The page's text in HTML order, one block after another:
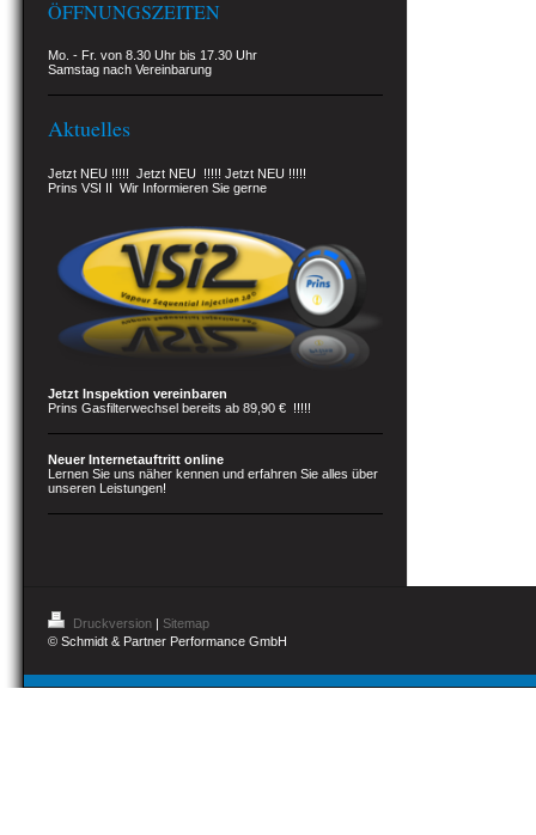
ÖFFNUNGSZEITEN
Mo. - Fr. von 8.30 Uhr bis 17.30 Uhr
Samstag nach Vereinbarung
Aktuelles
Jetzt NEU !!!!! Jetzt NEU !!!!! Jetzt NEU !!!!!
Prins VSI II Wir Informieren Sie gerne
Jetzt Inspektion vereinbaren
Prins Gasfilterwechsel bereits ab 89,90 € !!!!!
Neuer Internetauftritt online
Lernen Sie uns näher kennen und erfahren Sie alles über
unseren Leistungen!
Druckversion | Sitemap
© Schmidt & Partner Performance GmbH